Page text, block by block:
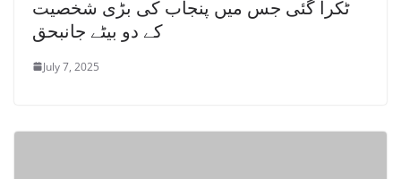
ٹکرا گئی جس میں پنجاب کی بڑی شخصیت
کے دو بیٹے جانبحق
July 7, 2025